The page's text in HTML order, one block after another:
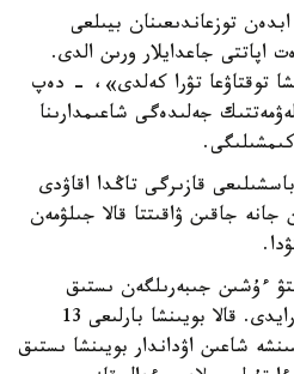
توزعاندىعىنان بيىلعى
اپاتتى جاعدايلار ورىن الدى.
توقتاۋعا تۋرا كەلدى»، - دەپ
جەلىدەگى شاعىمدارىنا
قازىرگى تاڭدا اقاۋدى
جانە جاقىن ۋاقىتتا قالا جىلۋمەن
ءۇشىن جىبەرىلگەن ىستىق
سۋدىڭ تەمپەراتۋرا 54 س قۇرايدى. قالا بويىنشا بارلىعى 13
شاعىن اۋداندار بويىنشا ىستىق